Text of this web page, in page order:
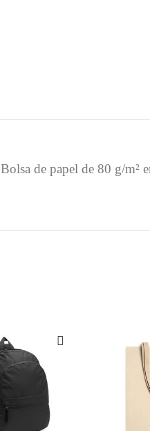
Bolsa de papel de 80 g/m²